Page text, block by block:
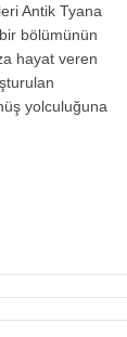
Antik Tyana
bölümünün
hayat veren
yolculuğuna